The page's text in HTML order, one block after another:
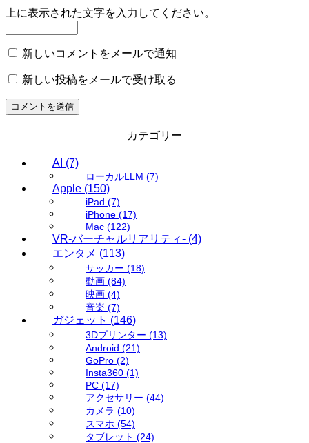
上に表示された文字を入力してください。
新しいコメントをメールで通知
新しい投稿をメールで受け取る
カテゴリー
AI (7)
ローカルLLM (7)
Apple (150)
iPad (7)
iPhone (17)
Mac (122)
VR-バーチャルリアリティ- (4)
エンタメ (113)
サッカー (18)
動画 (84)
映画 (4)
音楽 (7)
ガジェット (146)
3Dプリンター (13)
Android (21)
GoPro (2)
Insta360 (1)
PC (17)
アクセサリー (44)
カメラ (10)
スマホ (54)
タブレット (24)